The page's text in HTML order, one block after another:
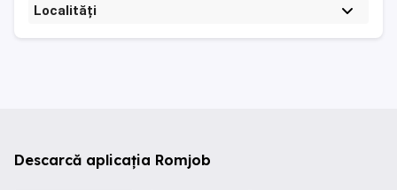
Localități
Descarcă aplicația Romjob